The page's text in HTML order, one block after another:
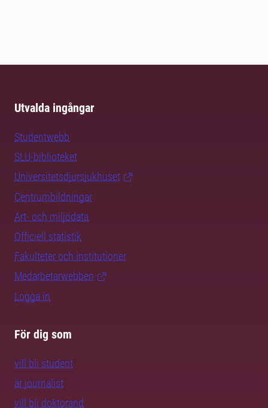
Utvalda ingångar
Studentwebb
SLU-biblioteket
Universitetsdjursjukhuset
Centrumbildningar
Art- och miljödata
Officiell statistik
Fakulteter och institutioner
Medarbetarwebben
Logga in
För dig som
vill bli student
är journalist
vill bli doktorand